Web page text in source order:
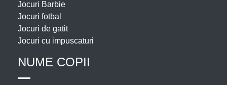
Jocuri Barbie
Jocuri fotbal
Jocuri de gatit
Jocuri cu impuscaturi
NUME COPII